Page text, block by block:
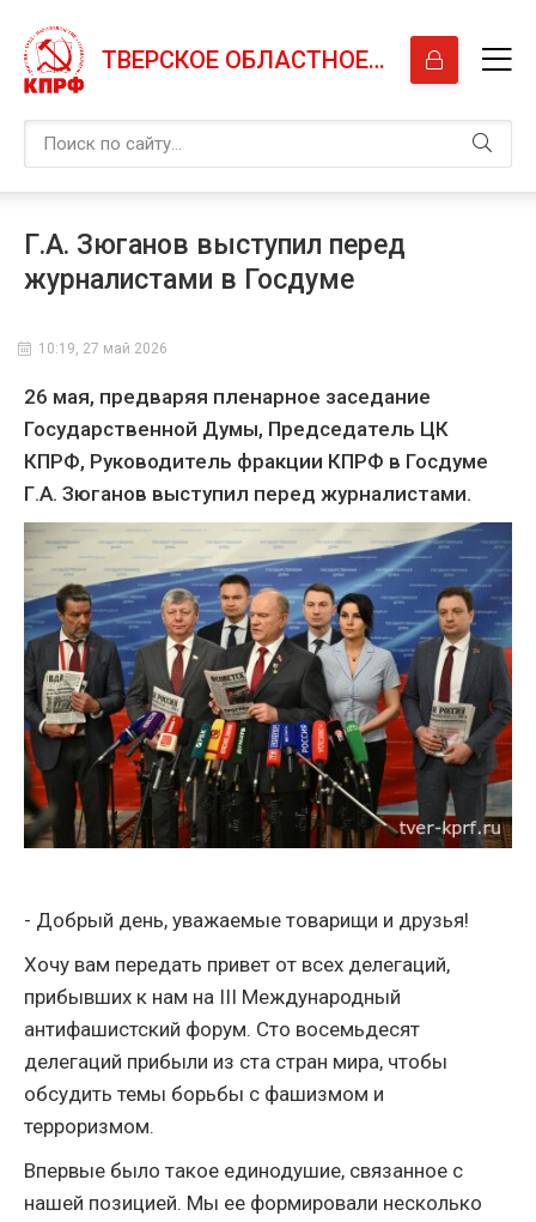
ТВЕРСКОЕ ОБЛАСТНОЕ ОТДЕЛЕНИЕ КПРФ
Г.А. Зюганов выступил перед
журналистами в Госдуме
10:19, 27 май 2026
26 мая, предваряя пленарное заседание
Государственной Думы, Председатель ЦК
КПРФ, Руководитель фракции КПРФ в Госдуме
Г.А. Зюганов выступил перед журналистами.
- Добрый день, уважаемые товарищи и друзья!
Хочу вам передать привет от всех делегаций,
прибывших к нам на III Международный
антифашистский форум. Сто восемьдесят
делегаций прибыли из ста стран мира, чтобы
обсудить темы борьбы с фашизмом и
терроризмом.
Впервые было такое единодушие, связанное с
нашей позицией. Мы ее формировали несколько